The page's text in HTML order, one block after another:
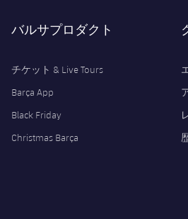
バルサプロダクト
チケット & Live Tours
Barça App
Black Friday
Christmas Barça